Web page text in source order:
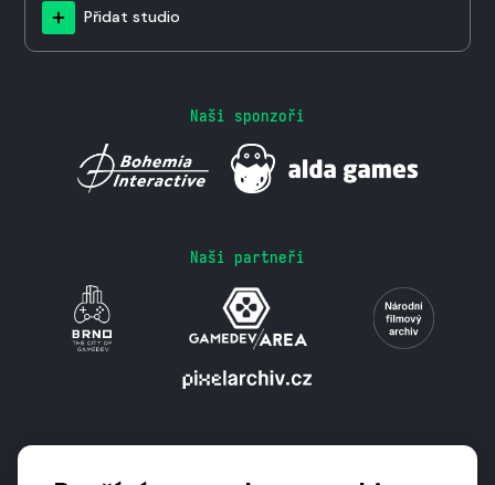
Přidat studio
Naši sponzoři
Naši partneři